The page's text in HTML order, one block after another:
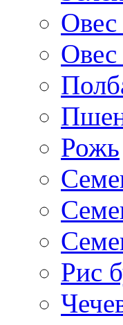
Овес
Овес
Рожь
Рис